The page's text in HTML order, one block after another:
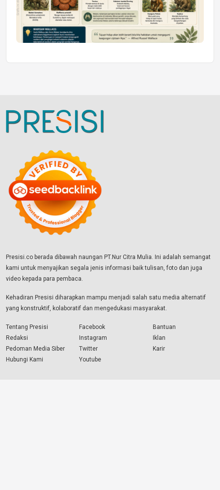
Presisi.co berada dibawah naungan PT.Nur Citra Mulia. Ini adalah semangat
kami untuk menyajikan segala jenis informasi baik tulisan, foto dan juga
video kepada para pembaca.
Kehadiran Presisi diharapkan mampu menjadi salah satu media alternatif
yang konstruktif, kolaboratif dan mengedukasi masyarakat.
Tentang Presisi
Redaksi
Pedoman Media Siber
Hubungi Kami
Facebook
Instagram
Twitter
Youtube
Bantuan
Iklan
Karir